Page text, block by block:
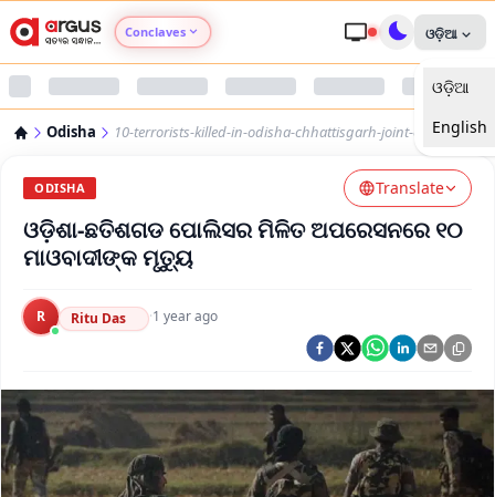
Conclaves
Argus Health Connect
Argus Swaad Odisha
ଓଡ଼ିଆ
ଓଡ଼ିଆ
English
Odisha 10-terrorists-killed-in-odisha-chhattisgarh-joint-operation
ODISHA Translate
ଓଡ଼ିଶା-ଛତିଶଗଡ ପୋଲିସର ମିଳିତ ଅପରେସନରେ ୧୦
ମାଓବାଦୀଙ୍କ ମୃତ୍ୟୁ
R Ritu Das ·1 year ago